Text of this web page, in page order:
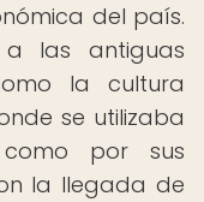
del país.
las antiguas
la cultura
se utilizaba
por sus
la llegada de